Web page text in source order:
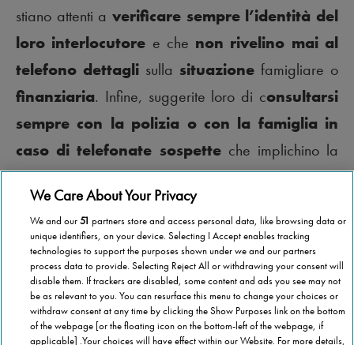
stiano attenti a verificare sempre l’identità del
loro interlocutore e che non rivelino mai al
telefono dettagli sulla situazione famigliare o
finanziaria. Infine, suggerite loro di consultarsi
sempre con la polizia o con la famiglia in
caso di telefonate sospette che implichino la
richiesta di denaro.
We Care About Your Privacy
We and our51 partners store and access personal data, like browsing data or
unique identifiers, on your device. Selecting I Accept enables tracking
technologies to support the purposes shown under we and our partners
process data to provide. Selecting Reject All or withdrawing your consent will
disable them. If trackers are disabled, some content and ads you see may not
be as relevant to you. You can resurface this menu to change your choices or
withdraw consent at any time by clicking the Show Purposes link on the bottom
of the webpage [or the floating icon on the bottom-left of the webpage, if
applicable] .Your choices will have effect within our Website. For more details,